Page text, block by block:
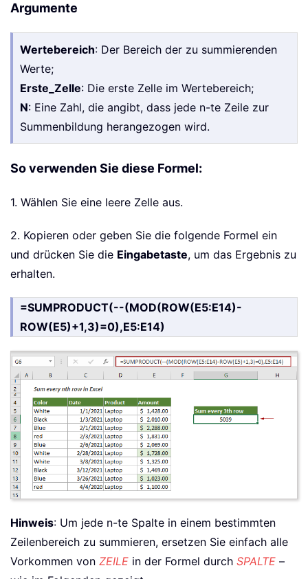
Argumente
Wertebereich: Der Bereich der zu summierenden
Werte;
Erste_Zelle: Die erste Zelle im Wertebereich;
N: Eine Zahl, die angibt, dass jede n-te Zeile zur
Summenbildung herangezogen wird.
So verwenden Sie diese Formel:
1. Wählen Sie eine leere Zelle aus.
2. Kopieren oder geben Sie die folgende Formel ein
und drücken Sie die Eingabetaste, um das Ergebnis zu
erhalten.
=SUMPRODUCT(--(MOD(ROW(E5:E14)-
ROW(E5)+1,3)=0),E5:E14)
Hinweis: Um jede n-te Spalte in einem bestimmten
Zeilenbereich zu summieren, ersetzen Sie einfach alle
Vorkommen von ZEILE in der Formel durch SPALTE –